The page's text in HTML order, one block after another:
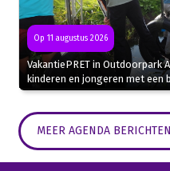
Op 11 augustus 2026
VakantiePRET in
kinderen en jongeren met een
MEER AGENDA BERICHTEN